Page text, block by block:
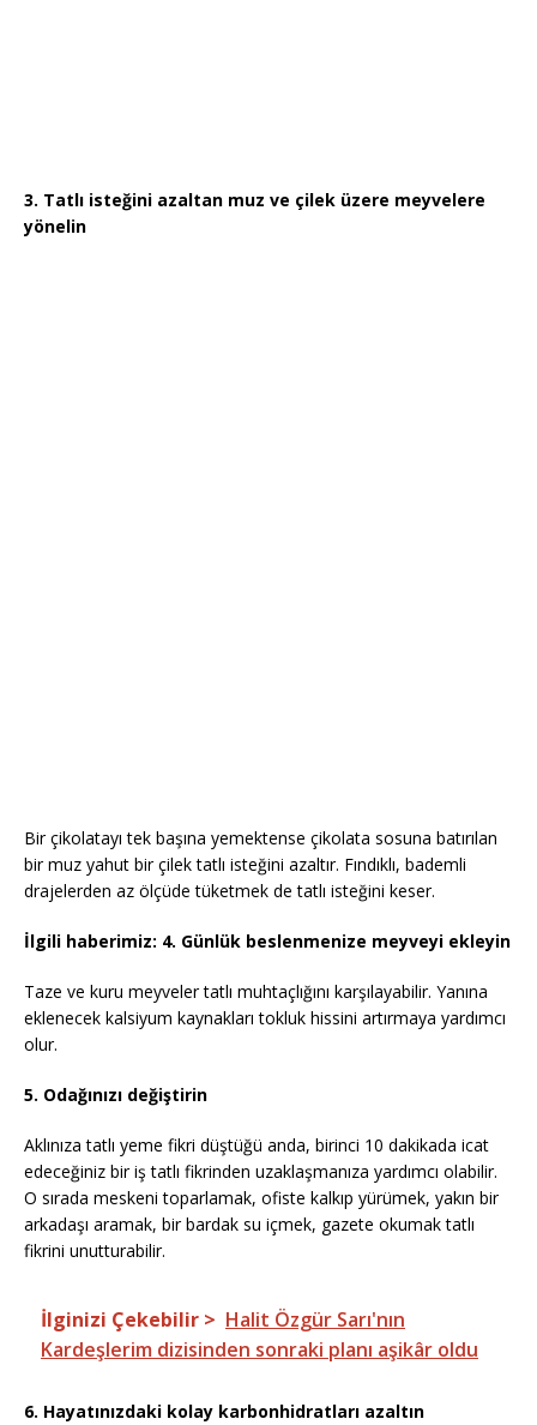
3. Tatlı isteğini azaltan muz ve çilek üzere meyvelere
yönelin
Bir çikolatayı tek başına yemektense çikolata sosuna batırılan
bir muz yahut bir çilek tatlı isteğini azaltır. Fındıklı, bademli
drajelerden az ölçüde tüketmek de tatlı isteğini keser.
İlgili haberimiz: 4. Günlük beslenmenize meyveyi ekleyin
Taze ve kuru meyveler tatlı muhtaçlığını karşılayabilir. Yanına
eklenecek kalsiyum kaynakları tokluk hissini artırmaya yardımcı
olur.
5. Odağınızı değiştirin
Aklınıza tatlı yeme fikri düştüğü anda, birinci 10 dakikada icat
edeceğiniz bir iş tatlı fikrinden uzaklaşmanıza yardımcı olabilir.
O sırada meskeni toparlamak, ofiste kalkıp yürümek, yakın bir
arkadaşı aramak, bir bardak su içmek, gazete okumak tatlı
fikrini unutturabilir.
İlginizi Çekebilir > Halit Özgür Sarı'nın
Kardeşlerim dizisinden sonraki planı aşikâr oldu
6. Hayatınızdaki kolay karbonhidratları azaltın